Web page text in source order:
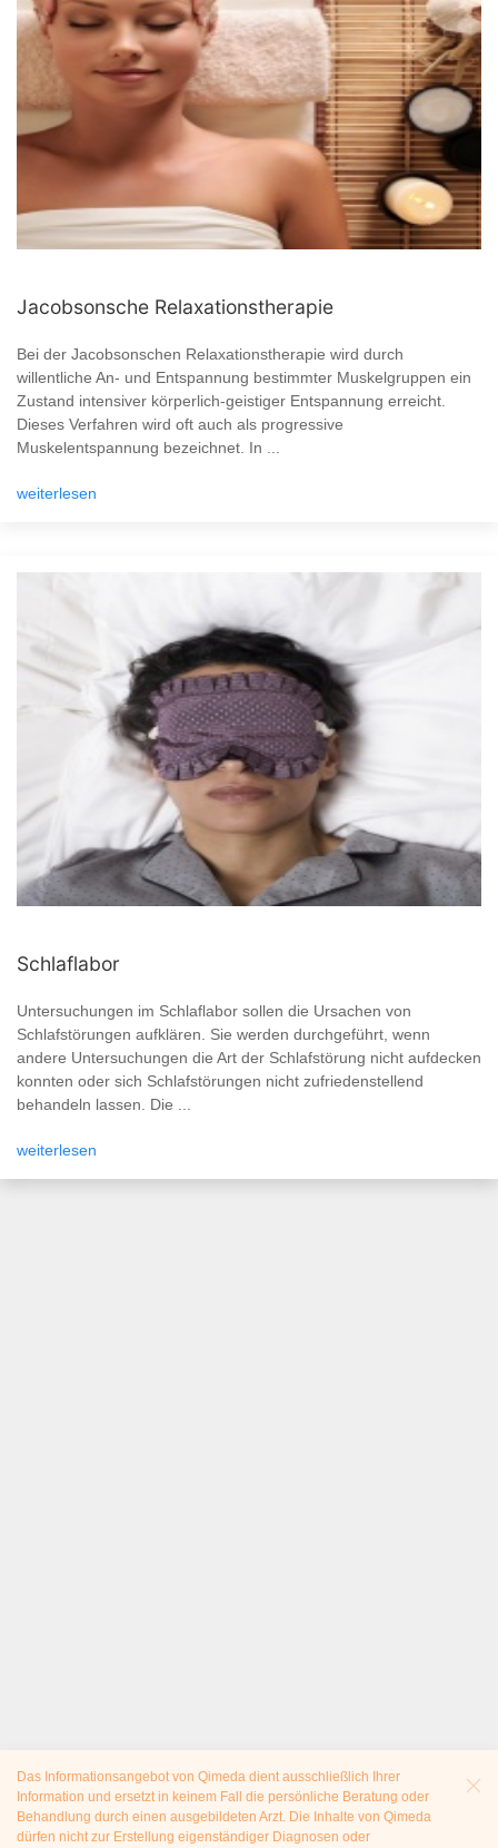
Jacobsonsche Relaxationstherapie
Bei der Jacobsonschen Relaxationstherapie wird durch
willentliche An- und Entspannung bestimmter Muskelgruppen ein
Zustand intensiver körperlich-geistiger Entspannung erreicht.
Dieses Verfahren wird oft auch als progressive
Muskelentspannung bezeichnet. In ...
weiterlesen
Schlaflabor
Untersuchungen im Schlaflabor sollen die Ursachen von
Schlafstörungen aufklären. Sie werden durchgeführt, wenn
andere Untersuchungen die Art der Schlafstörung nicht aufdecken
konnten oder sich Schlafstörungen nicht zufriedenstellend
behandeln lassen. Die ...
weiterlesen
Das Informationsangebot von Qimeda dient ausschließlich Ihrer
Information und ersetzt in keinem Fall die persönliche Beratung oder
Behandlung durch einen ausgebildeten Arzt. Die Inhalte von Qimeda
dürfen nicht zur Erstellung eigenständiger Diagnosen oder